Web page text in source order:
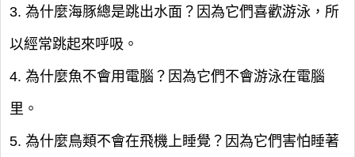
3. 為什麼海豚總是跳出水面？因為它們喜歡游泳，所
以經常跳起來呼吸。
4. 為什麼魚不會用電腦？因為它們不會游泳在電腦
里。
5. 為什麼鳥類不會在飛機上睡覺？因為它們害怕睡著